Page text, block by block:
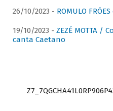
26/10/2023 - ROMULO
19/10/2023 - ZEZÉ MOTTA /
canta Caetano